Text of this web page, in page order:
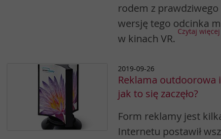
rodem z
wersję tego odcinka
w kinach VR.
Czytaj więcej
2019-09-26
Reklama outdoorowa
jak to się zaczęło?
Form reklamy jest
Internetu postawił